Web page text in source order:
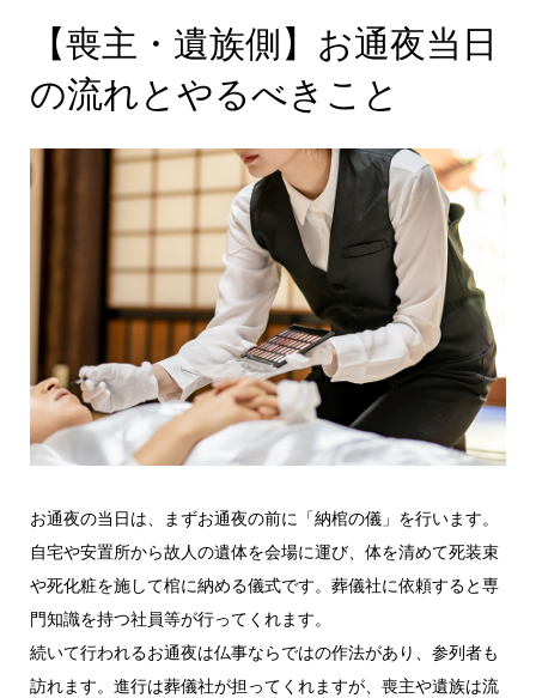
【喪主・遺族側】お通夜当日
の流れとやるべきこと
お通夜の当日は、まずお通夜の前に「納棺の儀」を行います。
自宅や安置所から故人の遺体を会場に運び、体を清めて死装束
や死化粧を施して棺に納める儀式です。葬儀社に依頼すると専
門知識を持つ社員等が行ってくれます。
続いて行われるお通夜は仏事ならではの作法があり、参列者も
訪れます。進行は葬儀社が担ってくれますが、喪主や遺族は流